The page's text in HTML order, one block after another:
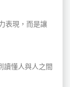
表現，而是讓
讀懂人與人之間